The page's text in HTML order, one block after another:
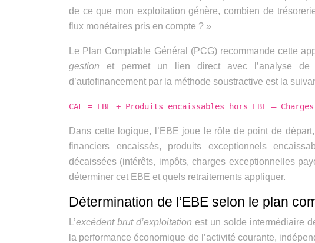
de ce que mon exploitation génère, combien de
flux monétaires pris en compte ? »
Le Plan Comptable Général (PCG) recommande cette
gestion et permet un lien direct avec l’analyse
d’autofinancement par la méthode soustractive est la
CAF = EBE + Produits encaissables hors EBE –
Dans cette logique, l’EBE joue le rôle de point de
financiers encaissés, produits exceptionnels
décaissées (intérêts, impôts, charges exceptionnelles
déterminer cet EBE et quels retraitements appliquer.
Détermination de l’EBE selon le plan
L’excédent brut d’exploitation est un solde intermédiaire
la performance économique de l’activité courante,